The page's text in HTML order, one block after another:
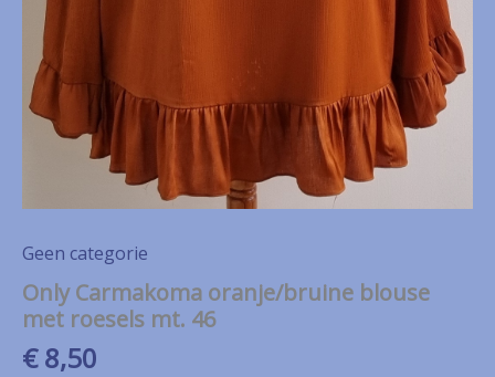
Geen categorie
Only Carmakoma oranje/bruine blouse
met roesels mt. 46
€8,50